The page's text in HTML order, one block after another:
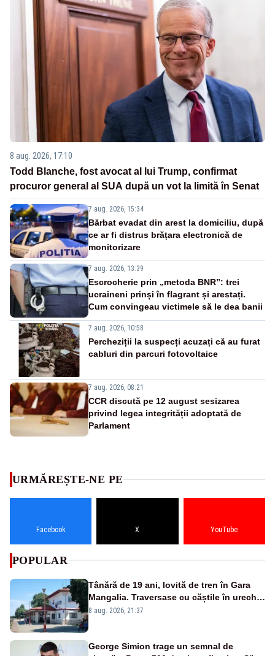
8 aug. 2026, 17:10
Todd Blanche, fost avocat al lui Trump, confirmat
procuror general al SUA după un vot la limită în Senat
7 aug. 2026, 15:34
Bărbat evadat din arest la domiciliu, după
ce ar fi distrus brățara electronică de
monitorizare
7 aug. 2026, 13:39
Escrocherie prin „metoda BNR”: trei
ucraineni prinși în flagrant și arestați.
Cum convingeau victimele să le dea banii
7 aug. 2026, 10:58
Percheziții la suspecți acuzați că au furat
cabluri din parcuri fotovoltaice
7 aug. 2026, 08:21
CCR discută pe 12 august sesizarea
privind legea integrității adoptată de
Parlament
URMĂREȘTE-NE PE
Facebook X YouTube
POPULAR
Tânără de 19 ani, lovită de tren în Gara
Mangalia. Traversase cu căștile în urechi
liniile printr-un loc nepermis
8 aug. 2026, 21:37
George Simion trage un semnal de